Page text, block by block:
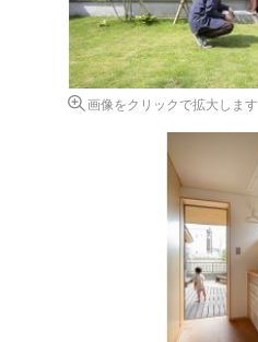
画像をクリックで拡大します